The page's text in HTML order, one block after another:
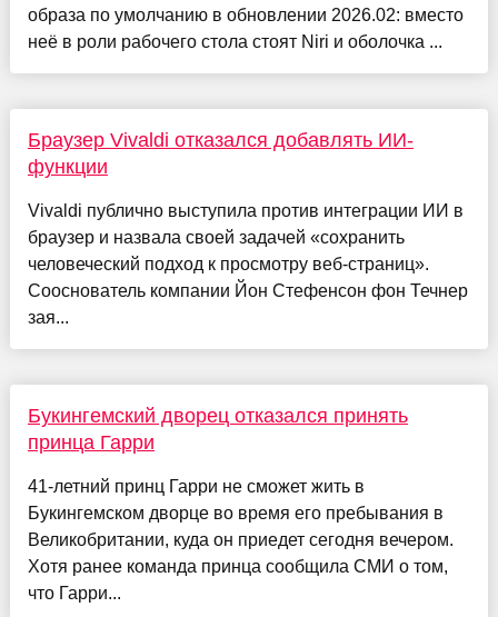
образа по умолчанию в обновлении 2026.02: вместо
неё в роли рабочего стола стоят Niri и оболочка ...
Браузер Vivaldi отказался добавлять ИИ-
функции
Vivaldi публично выступила против интеграции ИИ в
браузер и назвала своей задачей «сохранить
человеческий подход к просмотру веб-страниц».
Сооснователь компании Йон Стефенсон фон Течнер
зая...
Букингемский дворец отказался принять
принца Гарри
41-летний принц Гарри не сможет жить в
Букингемском дворце во время его пребывания в
Великобритании, куда он приедет сегодня вечером.
Хотя ранее команда принца сообщила СМИ о том,
что Гарри...